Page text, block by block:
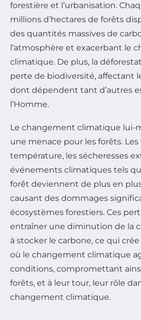
forestière et l’urbanisation.
millions d’hectares de forêts
des quantités massives de
l’atmosphère et exacerbant le
climatique. De plus, la
perte de biodiversité, affectant
dont dépendent tant d’autres
l’Homme.
Le changement climatique lui-
une menace pour les forêts.
température, les sécheresses
événements climatiques tels
forêt deviennent de plus en
causant des dommages
écosystèmes forestiers. Ces
entraîner une diminution de la
à stocker le carbone, ce qui
où le changement climatique
conditions, compromettant
forêts, et à leur tour, leur rôle
changement climatique.